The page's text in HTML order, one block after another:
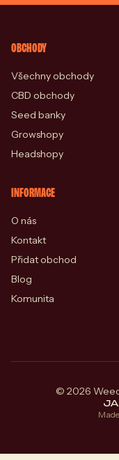
OBCHODY
Všechny obchody
CBD obchody
Seed banky
Growshopy
Headshopy
INFORMACE
O nás
Kontakt
Přidat obchod
Blog
Komunita
© 2026